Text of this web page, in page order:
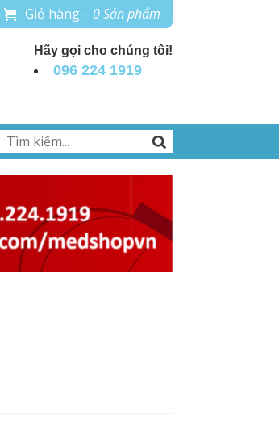
Giỏ hàng– 0 Sản phẩm
Hãy gọi cho chúng tôi!
096 224 1919